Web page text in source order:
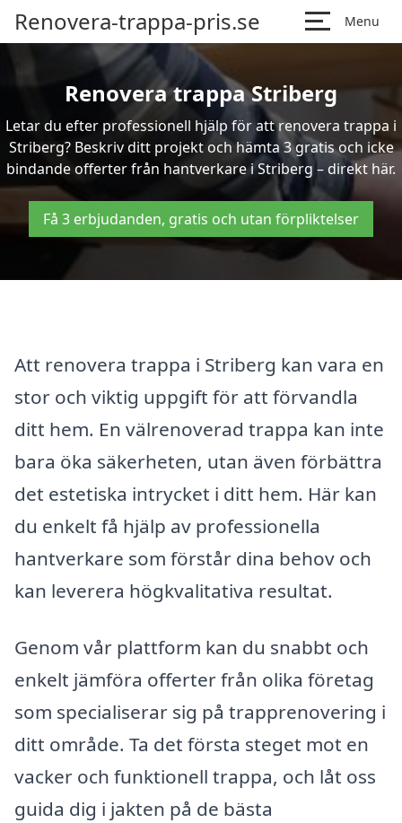
Renovera-trappa-pris.se Menu
Renovera trappa Striberg
Letar du efter professionell hjälp för att renovera trappa i
Striberg? Beskriv ditt projekt och hämta 3 gratis och icke
bindande offerter från hantverkare i Striberg – direkt här.
Få 3 erbjudanden, gratis och utan förpliktelser
Att renovera trappa i Striberg kan vara en
stor och viktig uppgift för att förvandla
ditt hem. En välrenoverad trappa kan inte
bara öka säkerheten, utan även förbättra
det estetiska intrycket i ditt hem. Här kan
du enkelt få hjälp av professionella
hantverkare som förstår dina behov och
kan leverera högkvalitativa resultat.
Genom vår plattform kan du snabbt och
enkelt jämföra offerter från olika företag
som specialiserar sig på trapprenovering i
ditt område. Ta det första steget mot en
vacker och funktionell trappa, och låt oss
guida dig i jakten på de bästa